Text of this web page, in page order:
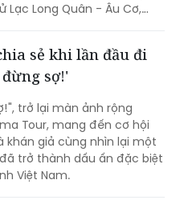
Lạc Long Quân - Âu Cơ,
cường của dân tộc
mới.
sẻ khi lần đầu đi
sợ!'
rộng
Tour, mang đến cơ hội
khán giả cùng nhìn lại một
trở thành dấu ấn đặc biệt
Việt Nam.